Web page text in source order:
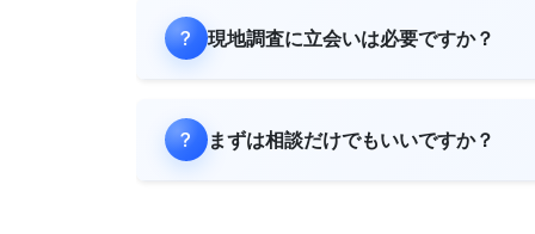
現地調査に立会いは必要ですか？
まずは相談だけでもいいですか？